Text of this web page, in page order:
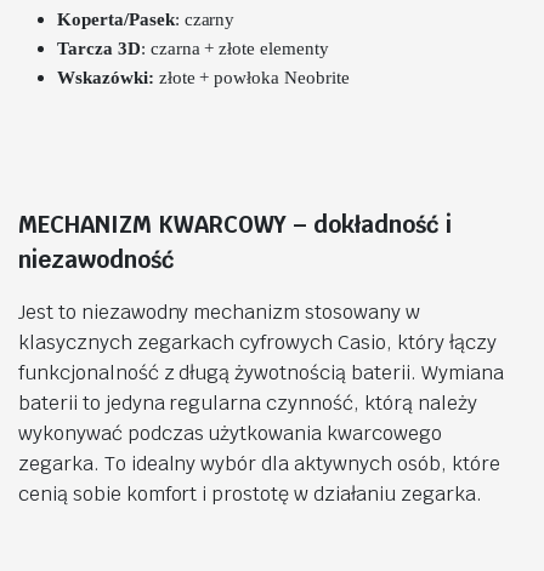
Koperta/Pasek: czarny
Tarcza 3D: czarna + złote elementy
Wskazówki: złote + powłoka Neobrite
MECHANIZM KWARCOWY – dokładność i
niezawodność
Jest to niezawodny mechanizm stosowany w
klasycznych zegarkach cyfrowych Casio, który łączy
funkcjonalność z długą żywotnością baterii. Wymiana
baterii to jedyna regularna czynność, którą należy
wykonywać podczas użytkowania kwarcowego
zegarka. To idealny wybór dla aktywnych osób, które
cenią sobie komfort i prostotę w działaniu zegarka.